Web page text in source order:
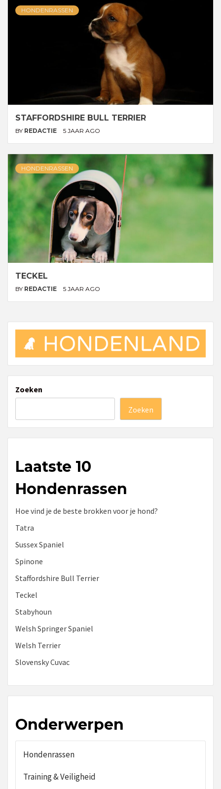
HONDENRASSEN
STAFFORDSHIRE BULL TERRIER
BY REDACTIE 5 JAAR AGO
HONDENRASSEN
TECKEL
BY REDACTIE 5 JAAR AGO
Zoeken
Zoeken
Laatste 10
Hondenrassen
Hoe vind je de beste brokken voor je hond?
Tatra
Sussex Spaniel
Spinone
Staffordshire Bull Terrier
Teckel
Stabyhoun
Welsh Springer Spaniel
Welsh Terrier
Slovensky Cuvac
Onderwerpen
Hondenrassen
Training & Veiligheid